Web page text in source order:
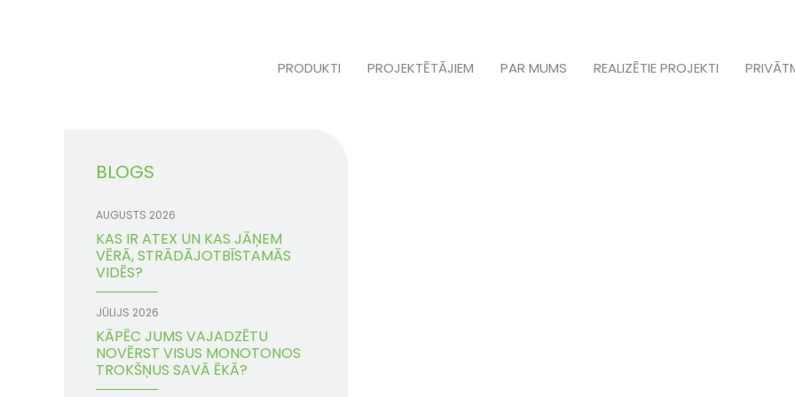
PRODUKTI PROJEKTĒTĀJIEM PAR MUMS REALIZĒTIE PROJEKTI
BLOGS
AUGUSTS 2026
KAS IR ATEX UN KAS JĀŅEM
VĒRĀ, STRĀDĀJOTBĪSTAMĀS
VIDĒS?
JŪLIJS 2026
KĀPĒC JUMS VAJADZĒTU
NOVĒRST VISUS MONOTONOS
TROKŠŅUS SAVĀ ĒKĀ?